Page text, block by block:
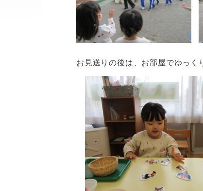
お見送りの後は、お部屋でゆっく